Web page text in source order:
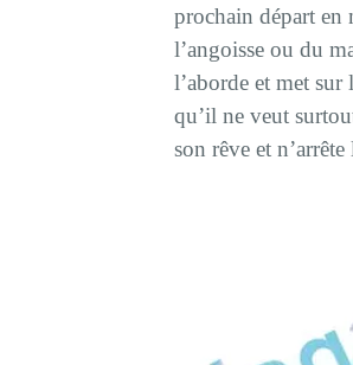
prochain départ en
l’angoisse ou du
l’aborde et met sur
qu’il ne veut
son rêve et n’arrête